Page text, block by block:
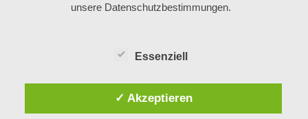
unsere Datenschutzbestimmungen.
Essenziell
✓ Akzeptieren